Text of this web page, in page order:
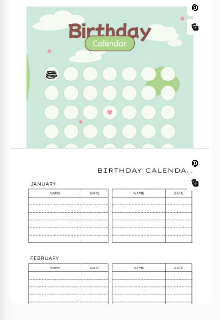
Druckbarer Geburtstagskalendervorlage
zum Verfolgen besonderer Daten
Google Docs